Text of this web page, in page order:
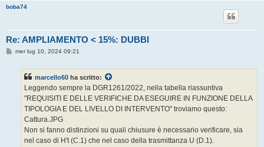
boba74
Re: AMPLIAMENTO < 15%: DUBBI
Mmer lug 10, 2024 09:21
marcello60 ha scritto:
Leggendo sempre la DGR1261/2022, nella tabella riassuntiva
"REQUISITI E DELLE VERIFICHE DA ESEGUIRE IN FUNZIONE DELLA
TIPOLOGIA E DEL LIVELLO DI INTERVENTO" troviamo questo:
Cattura.JPG
Non si fanno distinzioni su quali chiusure è necessario verificare, sia
nel caso di H't (C.1) che nel caso della trasmittanza U (D.1).